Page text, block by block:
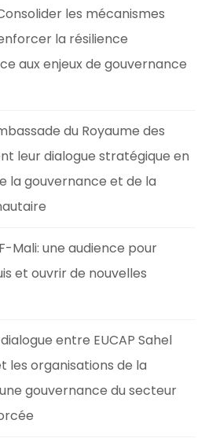
les mécanismes
la résilience
aux enjeux de gouvernance
du Royaume des
leur dialogue stratégique en
la gouvernance et de la
Mali: une audience pour
et ouvrir de nouvelles
entre EUCAP Sahel
les organisations de la
gouvernance du secteur